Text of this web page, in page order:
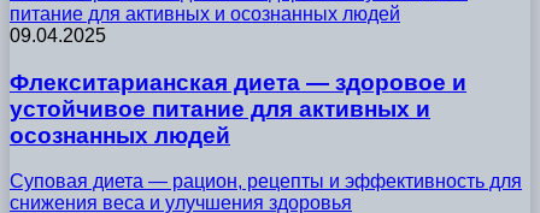
питание для активных и осознанных людей
09.04.2025
Флекситарианская диета — здоровое и
устойчивое питание для активных и
осознанных людей
Суповая диета — рацион, рецепты и эффективность для
снижения веса и улучшения здоровья